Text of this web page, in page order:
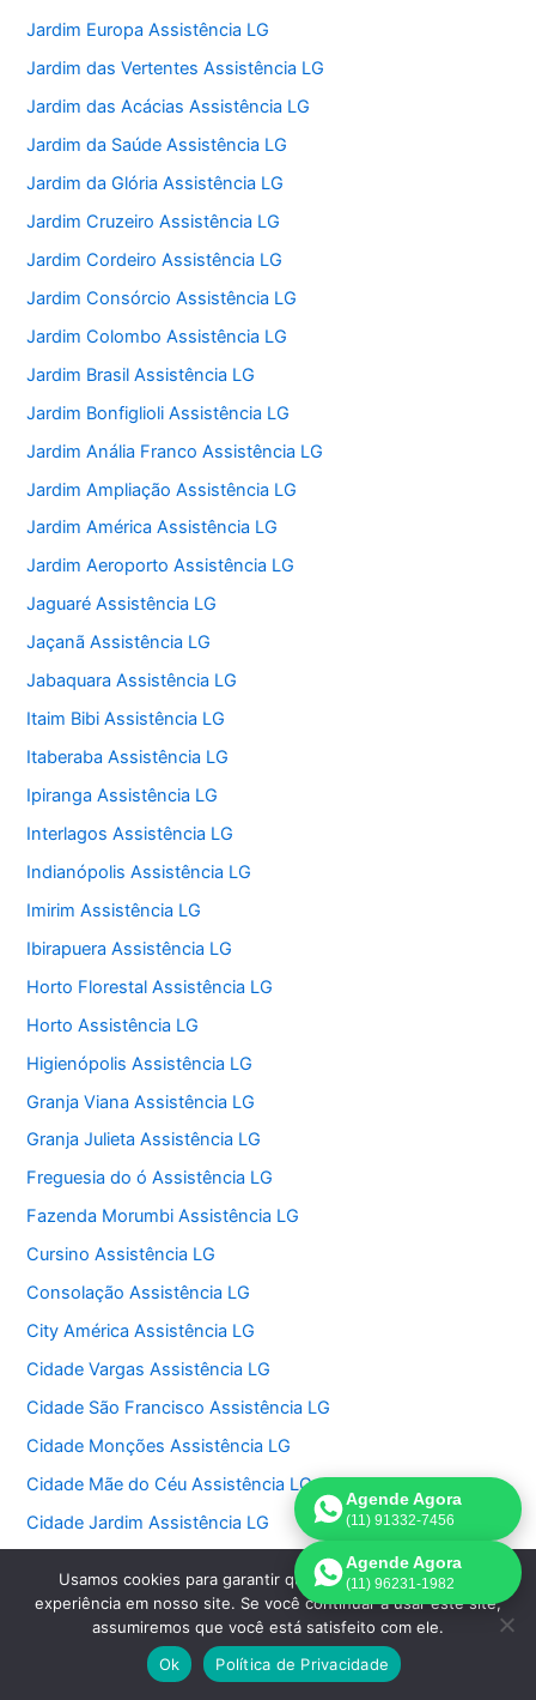
Jardim Europa Assistência LG
Jardim das Vertentes Assistência LG
Jardim das Acácias Assistência LG
Jardim da Saúde Assistência LG
Jardim da Glória Assistência LG
Jardim Cruzeiro Assistência LG
Jardim Cordeiro Assistência LG
Jardim Consórcio Assistência LG
Jardim Colombo Assistência LG
Jardim Brasil Assistência LG
Jardim Bonfiglioli Assistência LG
Jardim Anália Franco Assistência LG
Jardim Ampliação Assistência LG
Jardim América Assistência LG
Jardim Aeroporto Assistência LG
Jaguaré Assistência LG
Jaçanã Assistência LG
Jabaquara Assistência LG
Itaim Bibi Assistência LG
Itaberaba Assistência LG
Ipiranga Assistência LG
Interlagos Assistência LG
Indianópolis Assistência LG
Imirim Assistência LG
Ibirapuera Assistência LG
Horto Florestal Assistência LG
Horto Assistência LG
Higienópolis Assistência LG
Granja Viana Assistência LG
Granja Julieta Assistência LG
Freguesia do ó Assistência LG
Fazenda Morumbi Assistência LG
Cursino Assistência LG
Consolação Assistência LG
City América Assistência LG
Cidade Vargas Assistência LG
Cidade São Francisco Assistência LG
Cidade Monções Assistência LG
Cidade Mãe do Céu Assistência LG
Cidade Jardim Assistência LG
Chácara Santo Antonio Assistência LG
Chácara Monte Alegre Assistência LG
Chácara Klabin Assistência LG
Agende Agora
(11) 91332-7456
Agende Agora
(11) 96231-1982
Usamos cookies para garantir que oferecemos a melhor
experiência em nosso site. Se você continuar a usar este site,
assumiremos que você está satisfeito com ele.
Ok
Política de Privacidade